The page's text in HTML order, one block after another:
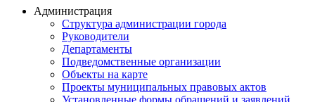
Администрация
Структура администрации города
Руководители
Департаменты
Подведомственные организации
Объекты на карте
Проекты муниципальных правовых актов
Установленные формы обращений и заявлений